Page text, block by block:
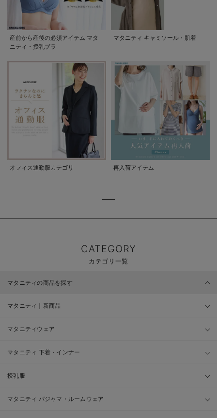
産前から産後の必須アイテム マタ
ニティ・授乳ブラ
マタニティ キャミソール・肌着
オフィス通勤服カテゴリ 再入荷アイテム
CATEGORY
カテゴリ一覧
マタニティの商品を探す
マタニティ｜新商品
マタニティウェア
マタニティ 下着・インナー
授乳服
マタニティ パジャマ・ルームウェア